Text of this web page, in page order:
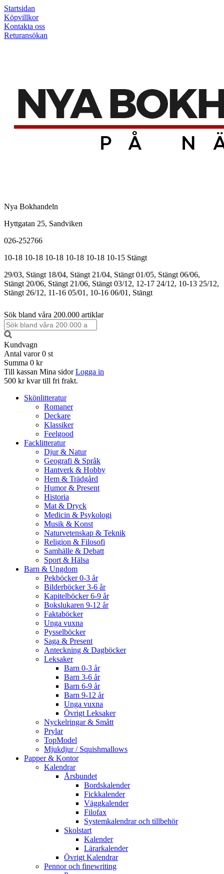
Startsidan
Köpvillkor
Kontakta oss
Returansökan
Nya Bokhandeln
Hyttgatan 25, Sandviken
026-252766
10-18 10-18 10-18 10-18 10-18 10-15 Stängt
29/03, Stängt 18/04, Stängt 21/04, Stängt 01/05, Stängt 06/06,
Stängt 20/06, Stängt 21/06, Stängt 03/12, 12-17 24/12, 10-13 25/12,
Stängt 26/12, 11-16 05/01, 10-16 06/01, Stängt
Sök bland våra 200.000 artiklar
Kundvagn
Antal varor 0 st
Summa 0 kr
Till kassan Mina sidor Logga in
500 kr kvar till fri frakt.
Skönlitteratur
Romaner
Deckare
Klassiker
Feelgood
Facklitteratur
Djur & Natur
Geografi & Språk
Hantverk & Hobby
Hem & Trädgård
Humor & Present
Historia
Mat & Dryck
Medicin & Psykologi
Musik & Konst
Naturvetenskap & Teknik
Religion & Filosofi
Samhälle & Debatt
Sport & Hälsa
Barn & Ungdom
Pekböcker 0-3 år
Bilderböcker 3-6 år
Kapitelböcker 6-9 år
Bokslukaren 9-12 år
Faktaböcker
Unga vuxna
Pysselböcker
Saga & Present
Anteckning & Dagböcker
Leksaker
Barn 0-3 år
Barn 3-6 år
Barn 6-9 år
Barn 9-12 år
Unga vuxna
Övrigt Leksaker
Nyckelringar & Smått
Prylar
TopModel
Mjukdjur / Squishmallows
Papper & Kontor
Kalendrar
Årsbundet
Bordskalender
Fickkalender
Väggkalender
Filofax
Systemkalendrar och tillbehör
Skolstart
Kalender
Lärarkalender
Övrigt Kalendrar
Pennor och finewriting